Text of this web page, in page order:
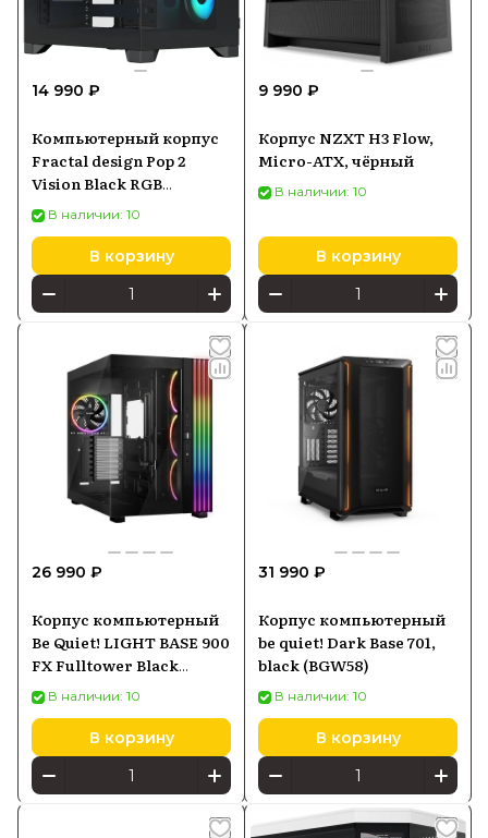
14 990 ₽
Компьютерный корпус
Fractal design Pop 2
Vision Black RGB
(FDCPOV2A02)
В наличии: 10
В корзину
9 990 ₽
Корпус NZXT H3 Flow,
Micro-ATX, чёрный
В наличии: 10
В корзину
26 990 ₽
Корпус компьютерный
Be Quiet! LIGHT BASE 900
FX Fulltower Black
(BGW71)
В наличии: 10
В корзину
31 990 ₽
Корпус компьютерный
be quiet! Dark Base 701,
black (BGW58)
В наличии: 10
В корзину